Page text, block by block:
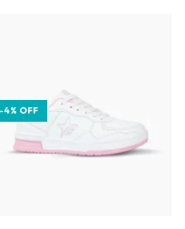
-4% OFF